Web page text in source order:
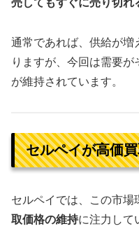
売してもすぐに売り切れ
通常であれば、供給が増
りますが、今回は需要
が維持されています。
セルペイが高価
セルペイでは、この市場
取価格の維持に注力して